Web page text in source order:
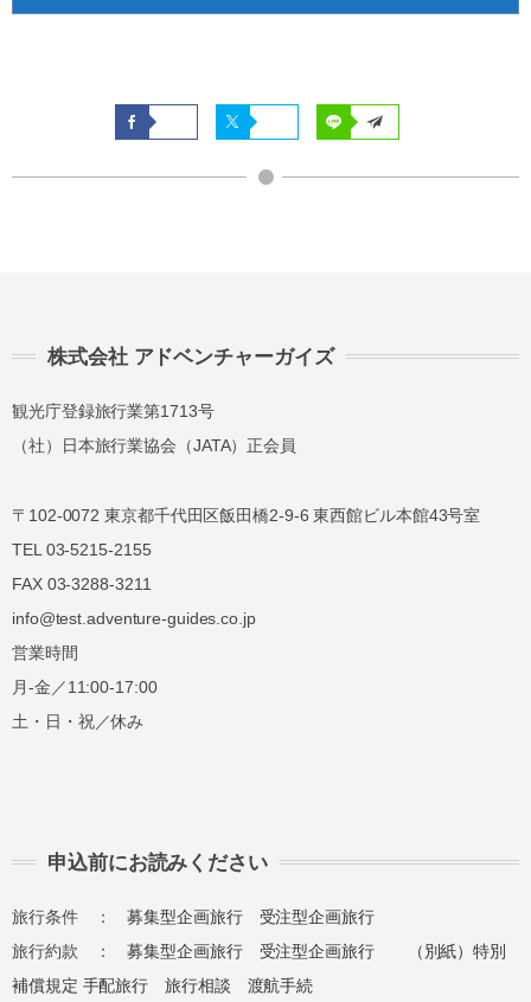
株式会社 アドベンチャーガイズ
観光庁登録旅行業第1713号
（社）日本旅行業協会（JATA）正会員
〒102-0072 東京都千代田区飯田橋2-9-6 東西館ビル本館43号室
TEL 03-5215-2155
FAX 03-3288-3211
info@test.adventure-guides.co.jp
営業時間
月-金／11:00-17:00
土・日・祝／休み
申込前にお読みください
旅行条件 ：募集型企画旅行
受注型企画旅行
旅行約款 ：募集型企画旅行 受注型企画旅行
（別紙）特別
補償規定 手配旅行 旅行相談 渡航手続